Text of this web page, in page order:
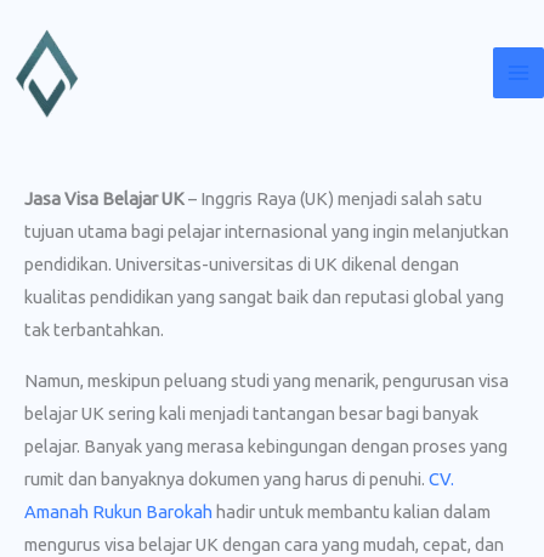
konten
Jasa Visa Belajar UK– Inggris Raya (UK) menjadi salah satu
tujuan utama bagi pelajar internasional yang ingin melanjutkan
pendidikan. Universitas-universitas di UK dikenal dengan
kualitas pendidikan yang sangat baik dan reputasi global yang
tak terbantahkan.
Namun, meskipun peluang studi yang menarik, pengurusan visa
belajar UK sering kali menjadi tantangan besar bagi banyak
pelajar. Banyak yang merasa kebingungan dengan proses yang
rumit dan banyaknya dokumen yang harus di penuhi. CV.
Amanah Rukun Barokah hadir untuk membantu kalian dalam
mengurus visa belajar UK dengan cara yang mudah, cepat, dan